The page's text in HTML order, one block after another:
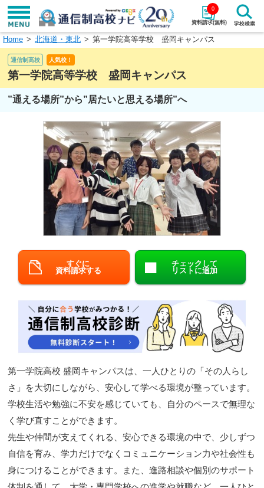
資料請求(無料)
0
学校名で探す
エリアから探す 特徴から探す
エリアを選択して探す
北海道・東北
北陸・甲信越
中国
閉じる
Home 北海道・東北 第一学院高等学校 盛岡キャンパス
通信制高校 人気校！
第一学院高等学校 盛岡キャンパス
”通える場所”から”居たいと思える場所”へ
すぐに
資料請求する
チェックして
リストに追加
第一学院高校 盛岡キャンパスは、一人ひとりの「その人らし
さ」を大切にしながら、安心して学べる環境が整っています。
学校生活や勉強に不安を感じていても、自分のペースで無理な
く学び直すことができます。
先生や仲間が支えてくれる、安心できる環境の中で、少しずつ
自信を育み、学力だけでなくコミュニケーション力や社会性も
身につけることができます。また、進路相談や個別のサポート